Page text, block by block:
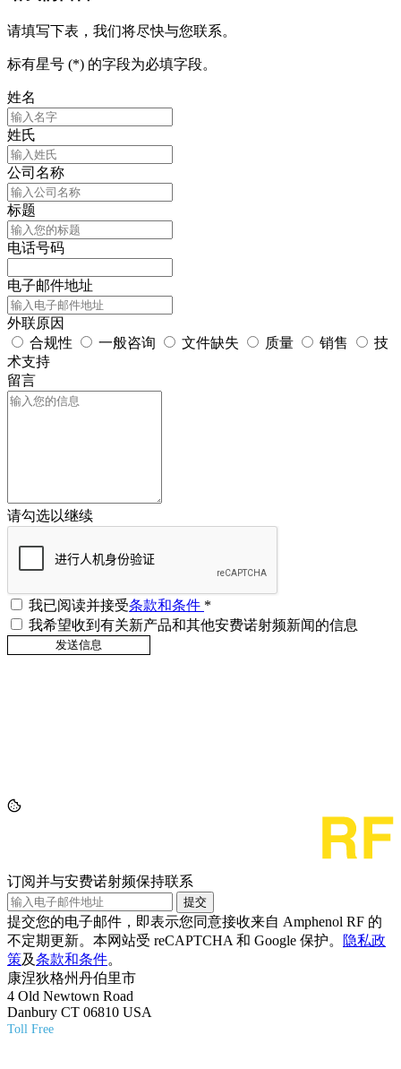
请填写下表，我们将尽快与您联系。
标有星号 (*) 的字段为必填字段。
姓名
姓氏
公司名称
标题
电话号码
电子邮件地址
外联原因
合规性
一般咨询 文件缺失 质量 销售
技
术支持
留言
请勾选以继续
我已阅读并接受条款和条件 *
我希望收到有关新产品和其他安费诺射频新闻的信息
订阅并与安费诺射频保持联系
提交
提交您的电子邮件，即表示您同意接收来自 Amphenol RF 的
不定期更新。本网站受 reCAPTCHA 和 Google 保护。
隐私政
策及条款和条件。
康涅狄格州丹伯里市
4 Old Newtown Road
Danbury CT 06810 USA
Toll Free